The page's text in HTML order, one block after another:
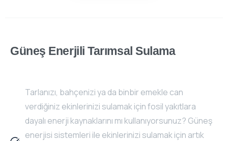
Güneş Enerjili Tarımsal Sulama
Tarlanızı, bahçenizi ya da binbir emekle can
verdiğiniz ekinlerinizi sulamak için fosil yakıtlara
dayalı enerji kaynaklarını mı kullanıyorsunuz? Güneş
enerjisi sistemleri ile ekinlerinizi sulamak için artık